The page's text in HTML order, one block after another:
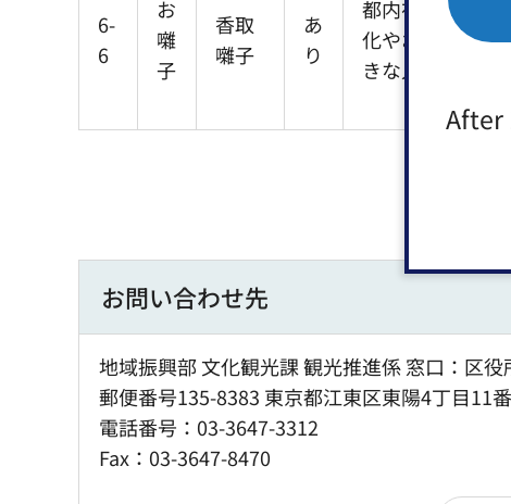
After
6-
6
お
囃
子
香取
囃子
あ
り
都内在住/日本文
化やお囃子が好
きな人
お問い合わせ先
地域振興部 文化観光課 観光推進係 窓口：区役
郵便番号135-8383 東京都江東区東陽4丁目11
電話番号：03-3647-3312
Fax：03-3647-8470